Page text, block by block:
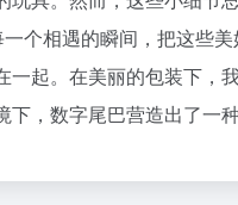
一个相遇的瞬间，把这些
一起。在美丽的包装下，
下，数字尾巴营造出了一